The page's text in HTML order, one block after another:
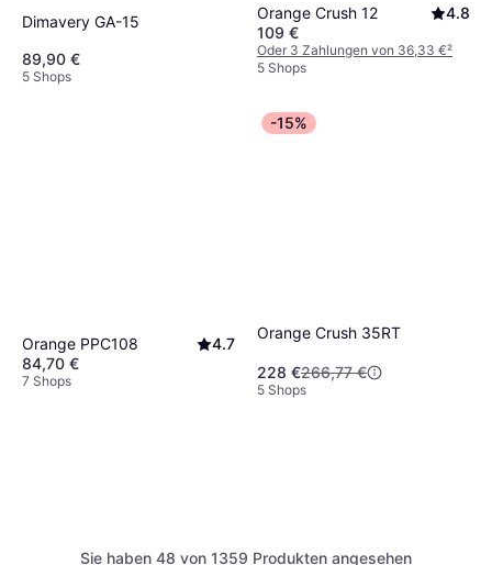
Dimavery GA-15
89,90 €
5 Shops
Orange Crush 12
4.8
109 €
Oder 3 Zahlungen von 36,33 €²
5 Shops
Orange PPC108
4.7
84,70 €
7 Shops
-15%
Orange Crush 35RT
228 €266,77 €
5 Shops
Sie haben 48 von 1359 Produkten angesehen